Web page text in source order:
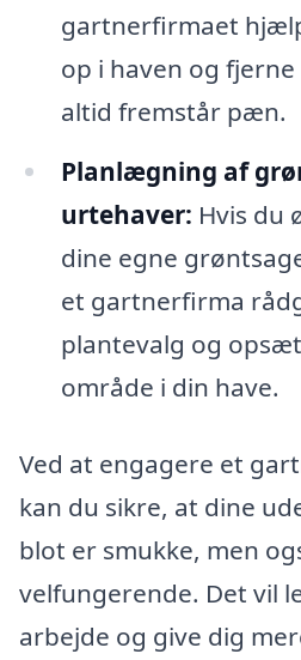
gartnerfirmaet
op i haven og
altid fremstår pæn.
Planlægning af
urtehaver: Hvis du
dine egne
et gartnerfirma
plantevalg og
område i din have.
Ved at engagere et
kan du sikre, at dine
blot er smukke, men
velfungerende. Det vil
arbejde og give dig